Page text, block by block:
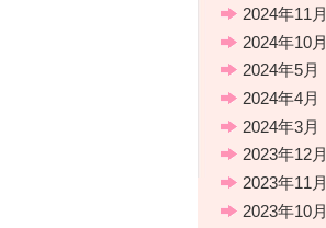
2024年11月
2024年10月
2024年5月
2024年4月
2024年3月
2023年12月
2023年11月
2023年10月